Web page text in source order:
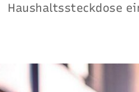
Haushaltssteckdose